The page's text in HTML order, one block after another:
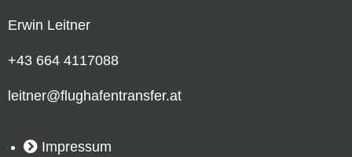
Erwin Leitner
‭+43 664 4117088
leitner@flughafentransfer.at
Impressum